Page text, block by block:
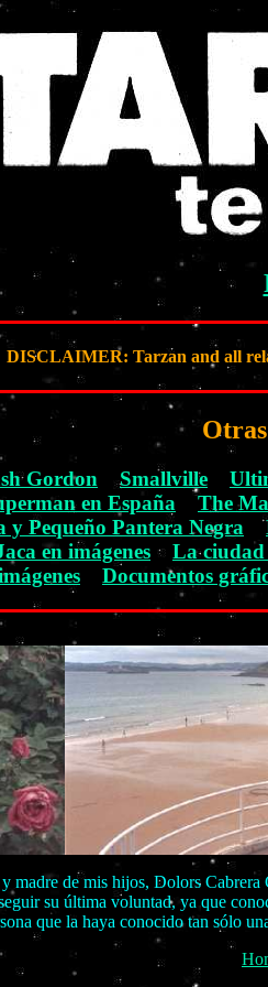
DISCLAIMER: Tarzan and all
Gordon Smallville
en España The
y Pequeño Pantera Negra
en imágenes La ciudad
Documentos
y madre de mis hijos, Dolors
su última voluntad, ya que
que la haya conocido tan sólo